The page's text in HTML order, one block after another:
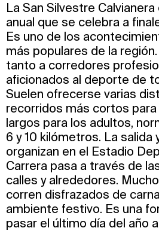
La San Silvestre
anual que se celebra a
Es uno de los
más populares de la
tanto a corredores
aficionados al deporte de
Suelen ofrecerse varias
recorridos más cortos para
largos para los adultos,
6 y 10 kilómetros. La salida
organizan en el Estadio
Carrera pasa a través de
calles y alrededores.
corren disfrazados de
ambiente festivo. Es una
pasar el último día del año